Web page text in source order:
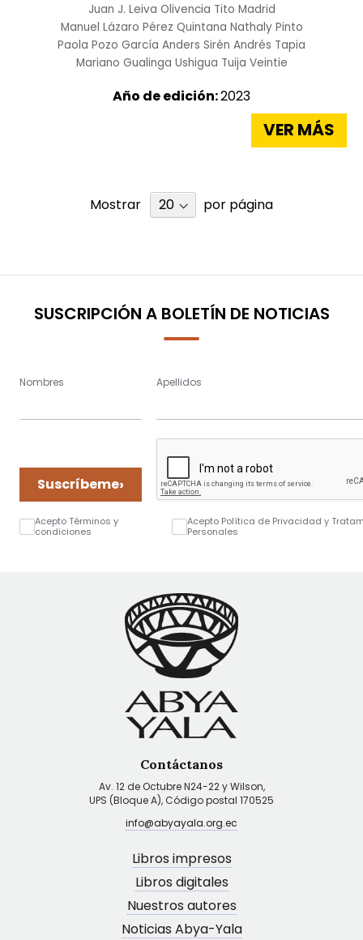
Juan J. Leiva Olivencia Tito Madrid
Manuel Lázaro Pérez Quintana Nathaly Pinto
Paola Pozo García Anders Sirén Andrés Tapia
Mariano Gualinga Ushigua Tuija Veintie
Año de edición:2023
VER MÁS
Mostrar por página
SUSCRIPCIÓN A BOLETÍN DE NOTICIAS
Nombres Apellidos
Suscríbeme›
Acepto Términos y
condiciones
Acepto Política de Privacidad y
Personales
Contáctanos
Av. 12 de Octubre N24-22 y Wilson,
UPS (Bloque A), Código postal 170525
info@abyayala.org.ec
Libros impresos
Libros digitales
Nuestros autores
Noticias Abya-Yala